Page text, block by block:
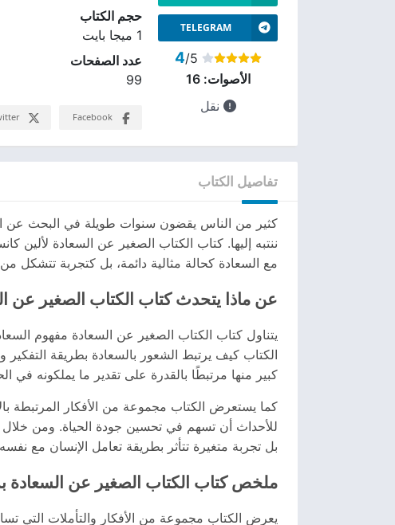
TELEGRAM
4/5
الأصوات:16
نقل
حجم الكتاب
1 ميجا بايت
عدد الصفحات
99
Facebook
تفاصيل الكتاب
كثير من الناس يقضون سنوات طويلة في البحث عن
ننتبه إليها. كتاب الكتاب الصغير عن السعادة لألين
مع السعادة كحالة مثالية دائمة، بل كتجربة تتشكل
عن ماذا يتحدث كتاب الكتاب الصغير عن
يتناول كتاب الكتاب الصغير عن السعادة مفهوم
الكتاب كيف يرتبط الشعور بالسعادة بطريقة
كبير منها مرتبطًا بالقدرة على تقدير ما يملكونه في
كما يستعرض الكتاب مجموعة من الأفكار المرتبطة
للأحداث أن تسهم في تحسين جودة الحياة. ومن خلال
بل تجربة متغيرة تتأثر بطريقة تعامل الإنسان مع
ملخص كتاب الكتاب الصغير عن السعادة
يعرض الكتاب مجموعة من الأفكار والتأملات التي